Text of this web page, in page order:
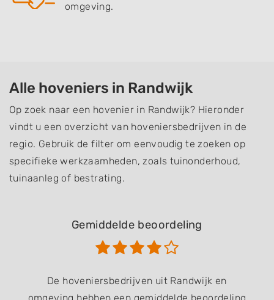
omgeving.
Alle hoveniers in Randwijk
Op zoek naar een hovenier in Randwijk? Hieronder
vindt u een overzicht van hoveniersbedrijven in de
regio. Gebruik de filter om eenvoudig te zoeken op
specifieke werkzaamheden, zoals tuinonderhoud,
tuinaanleg of bestrating.
Gemiddelde beoordeling
De hoveniersbedrijven uit Randwijk en